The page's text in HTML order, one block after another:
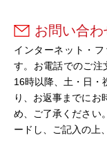
お問い合
インターネット・
す。お電話でのご注
16時以降、土・日・
り、お返事までにお
め、ご了承ください
ードし、ご記入の上